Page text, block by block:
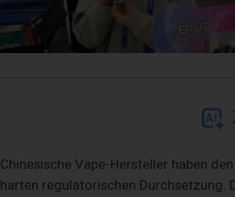
Chinesische Vape-Hersteller haben
harten regulatorischen Durchsetzung.